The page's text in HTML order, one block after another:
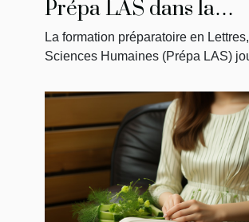
Prépa LAS dans la
préparation des
médecine
La formation préparatoire en
Sciences Humaines (Prépa LAS)